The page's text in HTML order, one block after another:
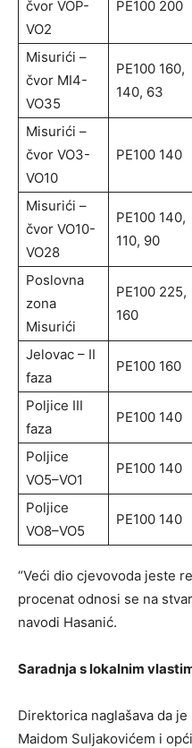
čvor VOP-
VO2
PE100 200
Misurići –
čvor MI4-
VO35
PE100 160,
140, 63
Misurići –
čvor VO3-
VO10
PE100 140
Misurići –
čvor VO10-
VO28
PE100 140,
110, 90
Poslovna
zona
Misurići
PE100 225,
160
Jelovac – II
faza
PE100 160
Poljice III
faza
PE100 140
Poljice
VO5–VO1
PE100 140
Poljice
VO8–VO5
PE100 140
“Veći dio cjevovoda jeste
procenat odnosi se na
navodi Hasanić.
Saradnja s lokalnim
Direktorica naglašava da
Maidom Suljakovićem i